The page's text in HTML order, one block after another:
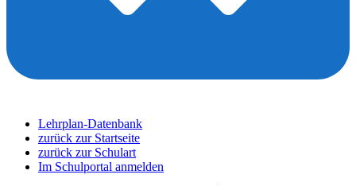
Lehrplan-Datenbank
zurück zur Startseite
zurück zur Schulart
Im Schulportal anmelden